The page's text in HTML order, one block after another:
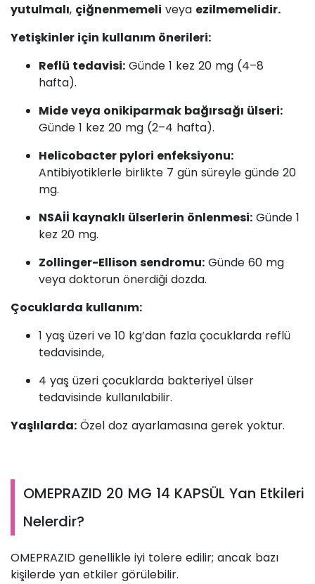
yutulmalı, çiğnenmemeli veya ezilmemelidir.
Yetişkinler için kullanım önerileri:
Reflü tedavisi: Günde 1 kez 20 mg (4–8
hafta).
Mide veya onikiparmak bağırsağı ülseri:
Günde 1 kez 20 mg (2–4 hafta).
Helicobacter pylori enfeksiyonu:
Antibiyotiklerle birlikte 7 gün süreyle günde 20
mg.
NSAİİ kaynaklı ülserlerin önlenmesi: Günde 1
kez 20 mg.
Zollinger-Ellison sendromu: Günde 60 mg
veya doktorun önerdiği dozda.
Çocuklarda kullanım:
1 yaş üzeri ve 10 kg’dan fazla çocuklarda reflü
tedavisinde,
4 yaş üzeri çocuklarda bakteriyel ülser
tedavisinde kullanılabilir.
Yaşlılarda: Özel doz ayarlamasına gerek yoktur.
OMEPRAZID 20 MG 14 KAPSÜL Yan Etkileri
Nelerdir?
OMEPRAZID genellikle iyi tolere edilir; ancak bazı
kişilerde yan etkiler görülebilir.